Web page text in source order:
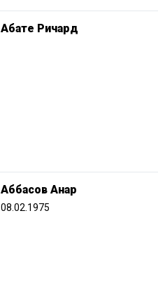
Абате Ричард
Аббасов Анар
08.02.1975